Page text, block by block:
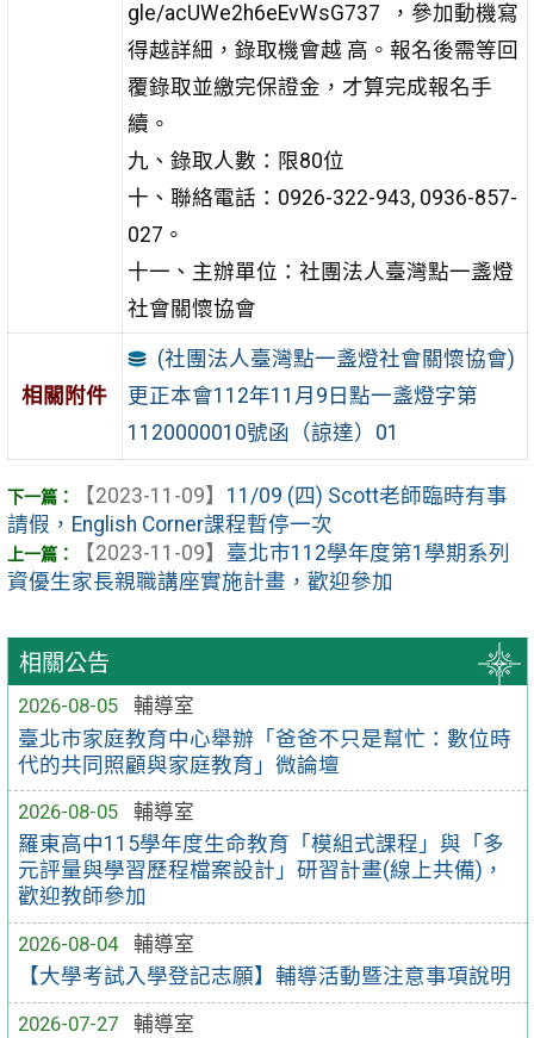
相關公告
2026-08-05
輔導室
臺北市家庭教育中心舉辦「爸爸不只是幫忙：數位時
代的共同照顧與家庭教育」微論壇
2026-08-05
輔導室
羅東高中115學年度生命教育「模組式課程」與「多
元評量與學習歷程檔案設計」研習計畫(線上共備)，
歡迎教師參加
2026-08-04
輔導室
【大學考試入學登記志願】輔導活動暨注意事項說明
2026-07-27
輔導室
gle/acUWe2h6eEvWsG737 ，參加動機寫
得越詳細，錄取機會越 高。報名後需等回
覆錄取並繳完保證金，才算完成報名手
續。
九、錄取人數：限80位
十、聯絡電話：0926-322-943, 0936-857-
027。
十一、主辦單位：社團法人臺灣點一盞燈
社會關懷協會
相關附件
(社團法人臺灣點一盞燈社會關懷協會)
更正本會112年11月9日點一盞燈字第
1120000010號函（諒達）01
【2023-11-09】 11/09 (四) Scott老師臨時有事
請假，English Corner課程暫停一次
【2023-11-09】 臺北市112學年度第1學期系列
資優生家長親職講座實施計畫，歡迎參加